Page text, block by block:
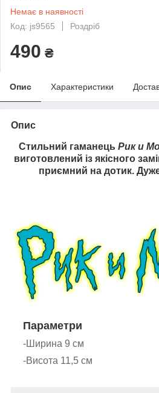
Немає в наявності
Код: js9565
Роздріб
490 ₴
Опис Характеристики
Опис
Стильний гаманець Рик и
виготовлений із якісного
приємний на дотик.
Параметри
-Ширина 9 см
-Висота 11,5 см